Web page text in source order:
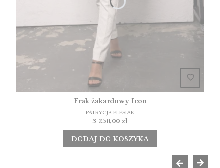
Frak żakardowy Icon
PATRYCJA PLESIAK
Cena
3 250,00 zł
DODAJ DO KOSZYKA